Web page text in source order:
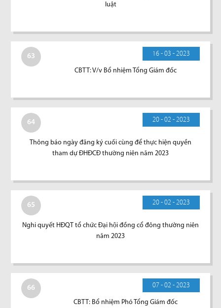
luật
63 16 - 03 - 2023
CBTT: V/v Bổ nhiệm Tổng Giám đốc
64 20 - 02 - 2023
Thông báo ngày đăng ký cuối cùng để thực hiện quyền
tham dự ĐHĐCĐ thường niên năm 2023
65 20 - 02 - 2023
Nghi quyết HĐQT tổ chức Đại hội đồng cổ đông thường niên
năm 2023
66 07 - 02 - 2023
CBTT: Bổ nhiệm Phó Tổng Giám đốc